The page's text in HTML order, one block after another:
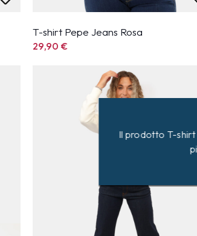
T-shirt Pepe Jeans Rosa
29,90€
Il prodotto T-